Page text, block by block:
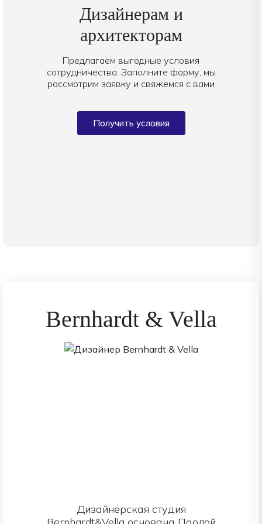
Дизайнерам и
архитекторам
Предлагаем выгодные условия
сотрудничества. Заполните форму, мы
рассмотрим заявку и свяжемся с вами
Получить условия
Bernhardt & Vella
Дизайнерская студия